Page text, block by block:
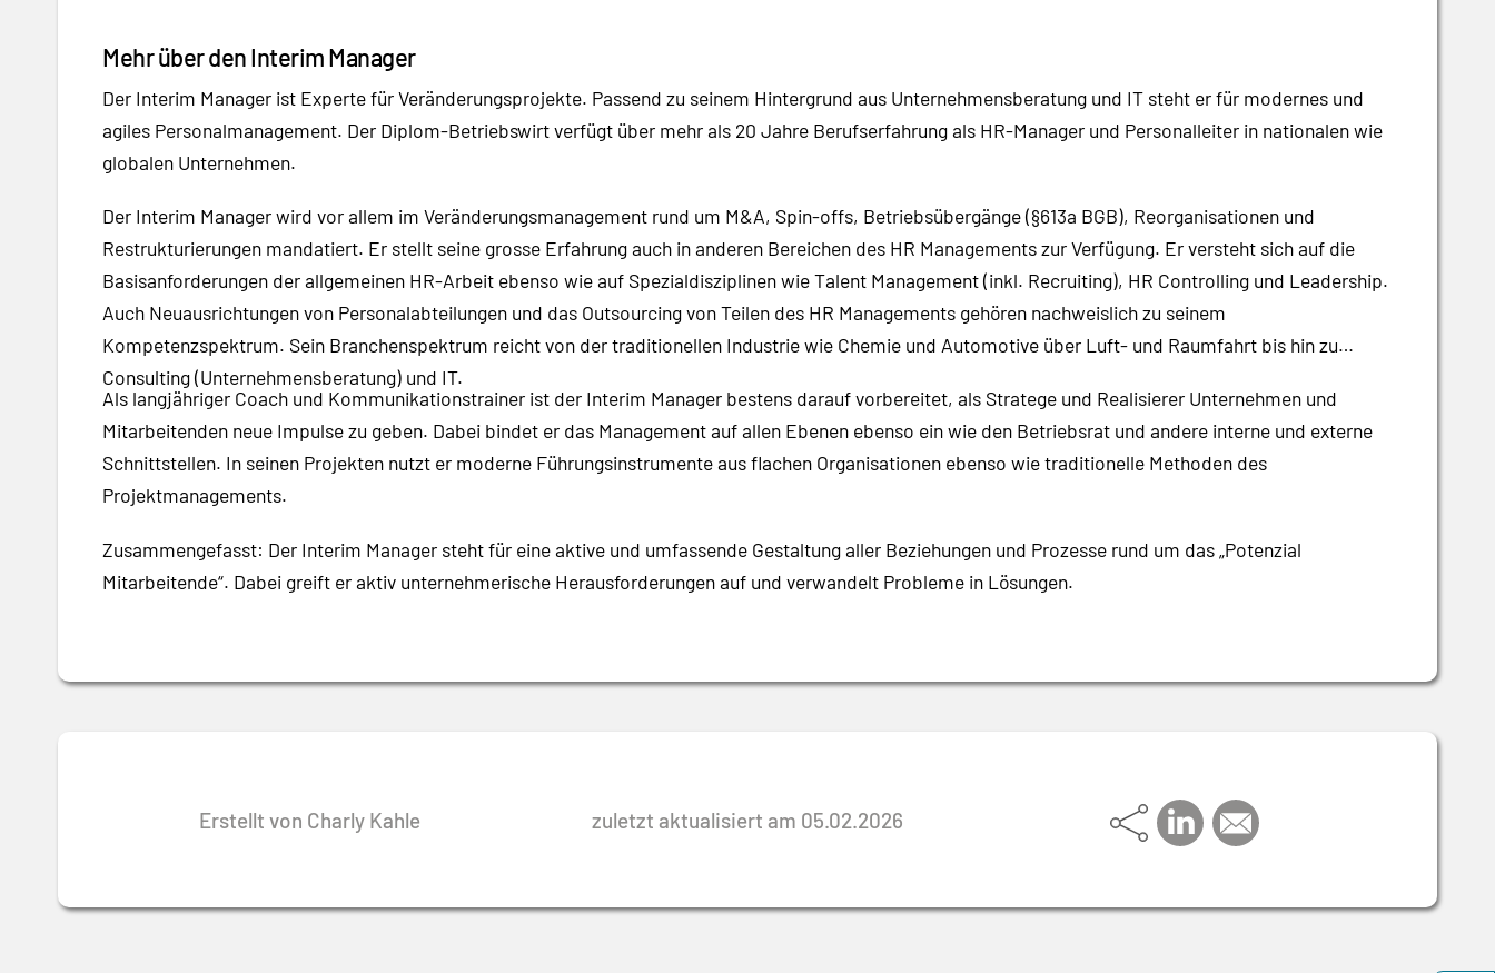
Mehr über den Interim Manager
Der Interim Manager ist Experte für Veränderungsprojekte. Passend zu seinem Hintergrund aus Unternehmensberatung und IT steht er für modernes und
agiles Personalmanagement. Der Diplom-Betriebswirt verfügt über mehr als 20 Jahre Berufserfahrung als HR-Manager und Personalleiter in nationalen wie
globalen Unternehmen.
Der Interim Manager wird vor allem im Veränderungsmanagement rund um M&A, Spin-offs, Betriebsübergänge (§613a BGB), Reorganisationen und
Restrukturierungen mandatiert. Er stellt seine grosse Erfahrung auch in anderen Bereichen des HR Managements zur Verfügung. Er versteht sich auf die
Basisanforderungen der allgemeinen HR-Arbeit ebenso wie auf Spezialdisziplinen wie Talent Management (inkl. Recruiting), HR Controlling und Leadership.
Auch Neuausrichtungen von Personalabteilungen und das Outsourcing von Teilen des HR Managements gehören nachweislich zu seinem
Kompetenzspektrum. Sein Branchenspektrum reicht von der traditionellen Industrie wie Chemie und Automotive über Luft- und Raumfahrt bis hin zu
Consulting (Unternehmensberatung) und IT.
Als langjähriger Coach und Kommunikationstrainer ist der Interim Manager bestens darauf vorbereitet, als Stratege und Realisierer Unternehmen und
Mitarbeitenden neue Impulse zu geben. Dabei bindet er das Management auf allen Ebenen ebenso ein wie den Betriebsrat und andere interne und externe
Schnittstellen. In seinen Projekten nutzt er moderne Führungsinstrumente aus flachen Organisationen ebenso wie traditionelle Methoden des
Projektmanagements.
Zusammengefasst: Der Interim Manager steht für eine aktive und umfassende Gestaltung aller Beziehungen und Prozesse rund um das „Potenzial
Mitarbeitende“. Dabei greift er aktiv unternehmerische Herausforderungen auf und verwandelt Probleme in Lösungen.
Erstellt von Charly Kahle zuletzt aktualisiert am 05.02.2026